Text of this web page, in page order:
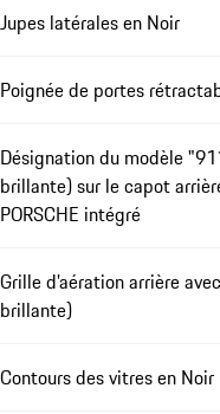
Jupes latérales en Noir
Poignée de portes
Désignation du modèle
brillante) sur le capot
PORSCHE intégré
Grille d’aération arrière
brillante)
Contours des vitres en Noir